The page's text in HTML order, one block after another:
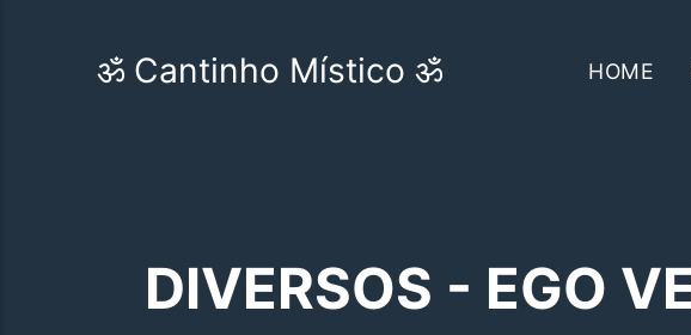
ॐ Cantinho Místico ॐ HOME
DIVERSOS - EGO